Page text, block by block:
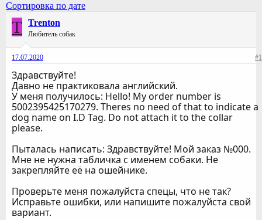
Сортировка по дате
T Trenton
Любитель собак
17.07.2020 #1
Здравствуйте!
Давно не практиковала английский.
У меня получилось: Hello! My order number is
5002395425170279. Theres no need of that to indicate a
dog name on I.D Tag. Do not attach it to the collar
please.
Пыталась написать: Здравствуйте! Мой заказ №000.
Мне не нужна табличка с именем собаки. Не
закрепляйте её на ошейнике.
Проверьте меня пожалуйста спецы, что не так?
Исправьте ошибки, или напишите пожалуйста свой
вариант.